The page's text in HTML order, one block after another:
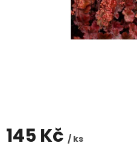
145 Kč / ks